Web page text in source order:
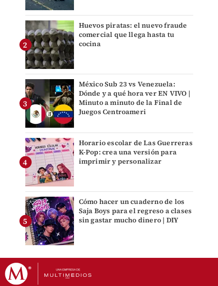
Huevos piratas: el nuevo fraude
comercial que llega hasta tu
cocina
México Sub 23 vs Venezuela:
Dónde y a qué hora ver EN VIVO |
Minuto a minuto de la Final de
Juegos Centroameri
Horario escolar de Las Guerreras
K-Pop: crea una versión para
imprimir y personalizar
Cómo hacer un cuaderno de los
Saja Boys para el regreso a clases
sin gastar mucho dinero | DIY